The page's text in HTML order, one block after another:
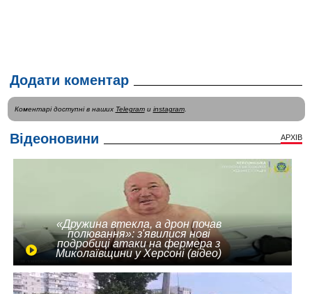
Додати коментар
Коментарі доступні в наших Telegramи instagram.
Відеоновини АРХІВ
«Дружина втекла, а дрон почав
полювання»: з'явилися нові
подробиці атаки на фермера з
Миколаївщини у Херсоні (відео)